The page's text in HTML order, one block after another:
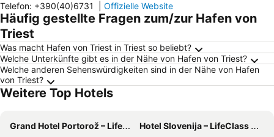
Telefon: +390(40)6731 Offizielle Website
Häufig gestellte Fragen zum/zur Hafen von
Triest
Was macht Hafen von Triest in Triest so beliebt?
Welche Unterkünfte gibt es in der Nähe von Hafen von Triest?
Welche anderen Sehenswürdigkeiten sind in der Nähe von Hafen
von Triest?
Weitere Top Hotels
Grand Hotel Portorož – LifeClass Hotels & Spa, Portorož
Hotel Slovenija – LifeClass Hotels & Spa, Portorož